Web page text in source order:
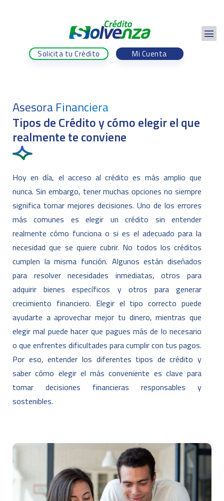
Solicita tu Crédito Mi Cuenta
Asesora Financiera
Tipos de Crédito y cómo elegir el que
realmente te conviene
Hoy en día, el acceso al crédito es más amplio que
nunca. Sin embargo, tener muchas opciones no siempre
significa tomar mejores decisiones. Uno de los errores
más comunes es elegir un crédito sin entender
realmente cómo funciona o si es el adecuado para la
necesidad que se quiere cubrir. No todos los créditos
cumplen la misma función. Algunos están diseñados
para resolver necesidades inmediatas, otros para
adquirir bienes específicos y otros para generar
crecimiento financiero. Elegir el tipo correcto puede
ayudarte a aprovechar mejor tu dinero, mientras que
elegir mal puede hacer que pagues más de lo necesario
o que enfrentes dificultades para cumplir con tus pagos.
Por eso, entender los diferentes tipos de crédito y
saber cómo elegir el más conveniente es clave para
tomar decisiones financieras responsables y
sostenibles.